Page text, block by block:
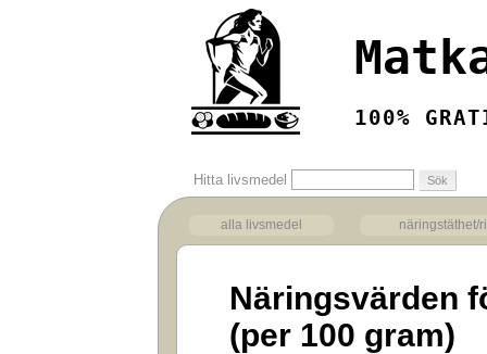
100%
Hitta livsmedel
alla livsmedel näringstäthet/
Näringsvärden
(per 100 gram)